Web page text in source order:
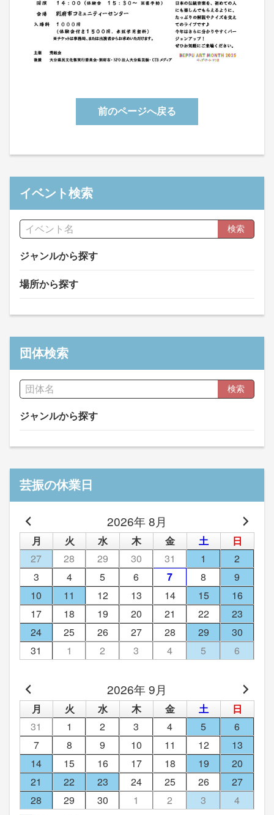
前のページへ戻る
イベント検索
検索
ジャンルから探す
場所から探す
団体検索
検索
ジャンルから探す
芸振の休業日
2026年 8月
月 火 水 木 金 土
日
27
28 29 30 31 1
2
3
4 5 6 7 8
9
10
11 12 13 14 15
16
17
18 19 20 21 22
23
24
25 26 27 28 29
30
31
1 2 3 4 5 6
2026年 9月
月 火 水 木 金 土
日
31
1 2 3 4 5
6
7
8 9 10 11 12
13
14
15 16 17 18 19
20
21
22 23 24 25 26
27
28
29 30 1 2 3 4